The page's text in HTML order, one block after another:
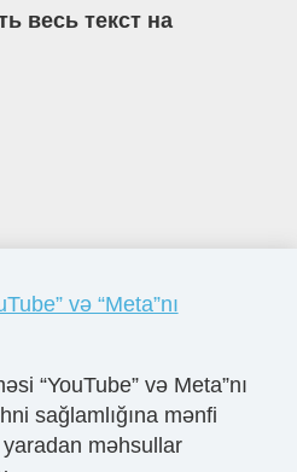
весь текст на
və “Meta”nı
“YouTube” və Meta”nı
sağlamlığına mənfi
yaradan məhsullar